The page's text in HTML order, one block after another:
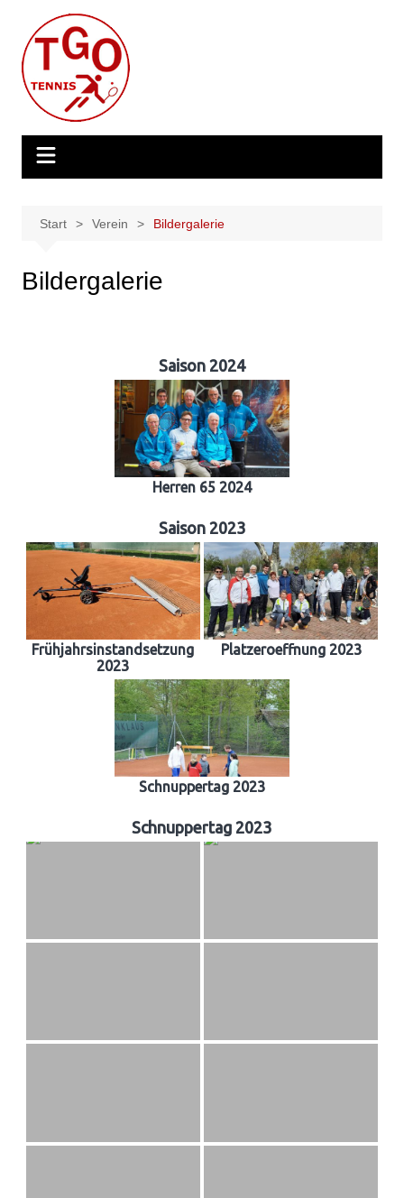
Inhalt
springen
Start Verein Bildergalerie
Bildergalerie
Saison 2024
Herren 65 2024
Saison 2023
Frühjahrsinstandsetzung
2023
Platzeroeffnung 2023
Schnuppertag 2023
Schnuppertag 2023